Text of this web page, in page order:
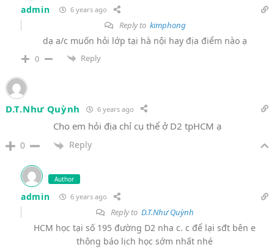
admin 6 years ago
Reply to kimphong
dạ a/c muốn hỏi lớp tại hà nội hay địa điểm nào ạ
0 Reply
D.T.Như Quỳnh 6 years ago
Cho em hỏi địa chỉ cụ thể ở D2 tpHCM ạ
0 Reply
Author
admin 6 years ago
Reply to D.T.Như Quỳnh
HCM học tại số 195 đường D2 nha c. c để lại sđt bên e
thông báo lịch học sớm nhất nhé